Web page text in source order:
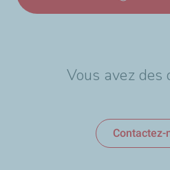
Vous avez des
Contactez-